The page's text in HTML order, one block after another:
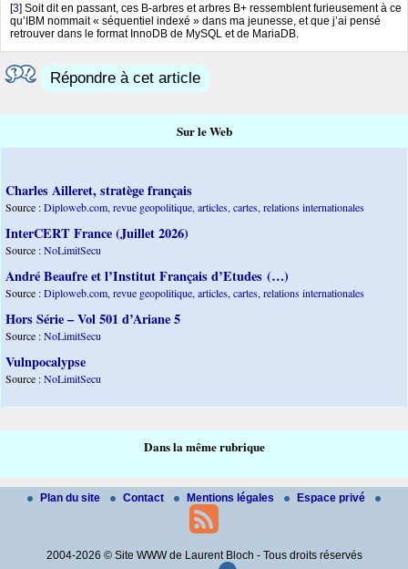
[3] Soit dit en passant, ces B-arbres et arbres B+ ressemblent furieusement à ce
qu’IBM nommait « séquentiel indexé » dans ma jeunesse, et que j’ai pensé
retrouver dans le format InnoDB de MySQL et de MariaDB.
Répondre à cet article
Sur le Web
Charles Ailleret, stratège français
Source :Diploweb.com, revue geopolitique, articles, cartes, relations internationales
InterCERT France (Juillet 2026)
Source :NoLimitSecu
André Beaufre et l’Institut Français d’Etudes (…)
Source :Diploweb.com, revue geopolitique, articles, cartes, relations internationales
Hors Série – Vol 501 d’Ariane 5
Source :NoLimitSecu
Vulnpocalypse
Source :NoLimitSecu
Dans la même rubrique
Plan du site Contact Mentions légales Espace privé
2004-2026 © Site WWW de Laurent Bloch - Tous droits réservés